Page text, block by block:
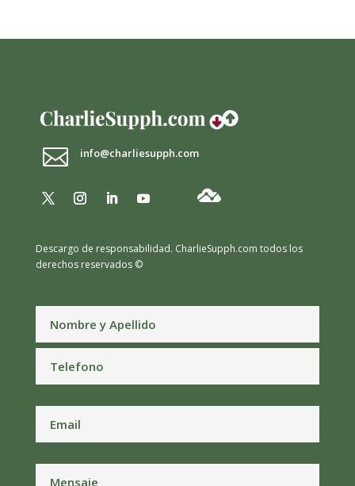
 info@charliesupph.com
Descargo de responsabilidad. CharlieSupph.com todos los
derechos reservados ©